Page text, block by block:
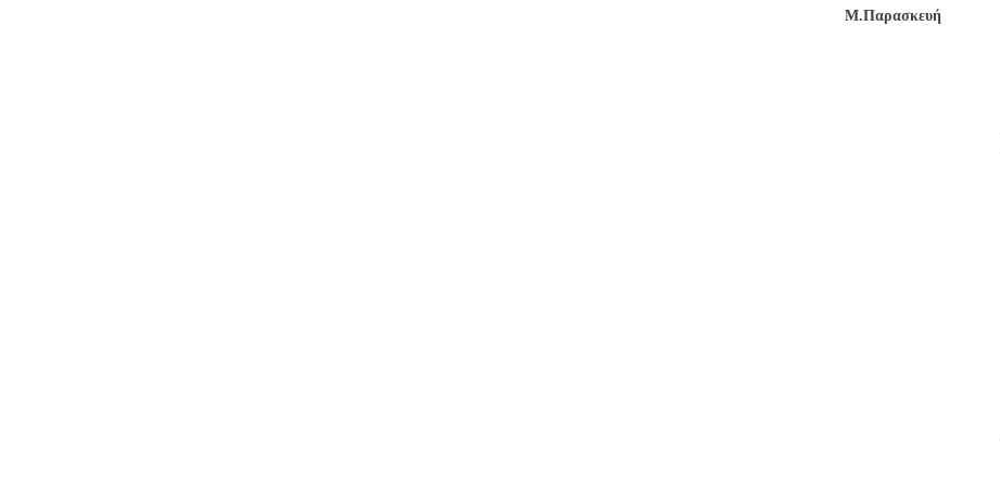
Μ.Παρασκευή